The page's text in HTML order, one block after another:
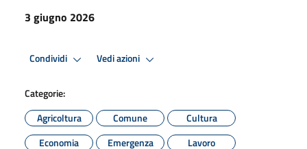
3 giugno 2026
Condividi Vedi azioni
Categorie:
Agricoltura
Comune
Cultura
Economia
Emergenza
Lavoro